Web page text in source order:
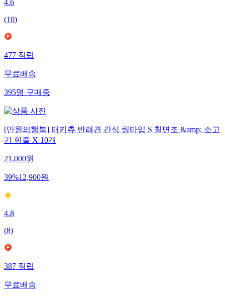
4.6
(10)
477적립
무료배송
395명구매중
[만원의행복] 터키츄 반려견 간식 링타입 S 칠면조 &amp; 소고
기 힘줄 X 10개
21,000원
39%12,900원
4.8
(8)
387적립
무료배송